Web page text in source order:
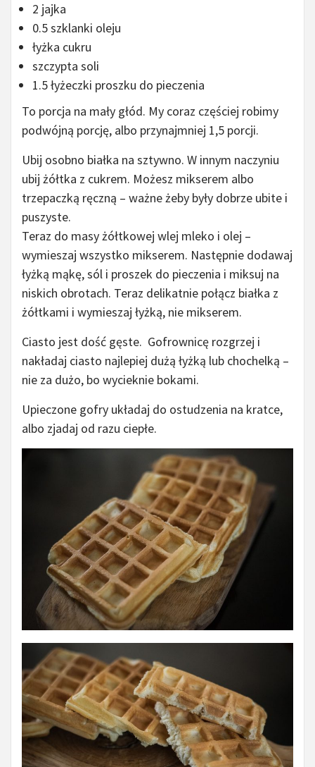
2 jajka
0.5 szklanki oleju
łyżka cukru
szczypta soli
1.5 łyżeczki proszku do pieczenia
To porcja na mały głód. My coraz częściej robimy
podwójną porcję, albo przynajmniej 1,5 porcji.
Ubij osobno białka na sztywno. W innym naczyniu
ubij żółtka z cukrem. Możesz mikserem albo
trzepaczką ręczną – ważne żeby były dobrze ubite i
puszyste.
Teraz do masy żółtkowej wlej mleko i olej –
wymieszaj wszystko mikserem. Następnie dodawaj
łyżką mąkę, sól i proszek do pieczenia i miksuj na
niskich obrotach. Teraz delikatnie połącz białka z
żółtkami i wymieszaj łyżką, nie mikserem.
Ciasto jest dość gęste. Gofrownicę rozgrzej i
nakładaj ciasto najlepiej dużą łyżką lub chochelką –
nie za dużo, bo wycieknie bokami.
Upieczone gofry układaj do ostudzenia na kratce,
albo zjadaj od razu ciepłe.